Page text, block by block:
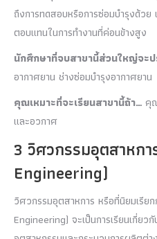
ถึงการทดสอบหรือการซ่อมบำรุงด้ว
ตอบแทนในการทำงานที่ค่อนข้างสูง
นักศึกษาที่จบสาขานี้ส่วนใหญ่จะ
อากาศยาน ช่างซ่อมบำรุงอากาศยาน
คุณเหมาะที่จะเรียนสาขานี้ถ้า… คุ
และอวกาศ
3 วิศวกรรมอุตสาหก
Engineering)
วิศวกรรมอุตสาหการ หรือที่นิยมเรีย
Engineering) จะเป็นการเรียนเกี่ยว